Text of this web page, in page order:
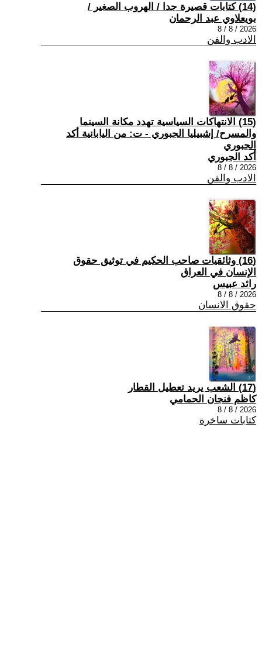
(14) كتابات قصيرة جدا / الهروب الصغير /
بويعلاوي عبد الرحمان
2026 / 8 / 8
الادب والفن
(15) الانتهاكات السياسية تهدد مكانة السينما
والمسرح/ إشبيليا الجبوري - ت: من اليابانية أكد
الجبوري
أكد الجبوري
2026 / 8 / 8
الادب والفن
(16) وثائقيات صاحب الحكيم في توثيق حقوق
الإنسان في العراق
رائد عبيس
2026 / 8 / 8
حقوق الانسان
(17) الشعب يريد تعطيل القطار
كاظم فنجان الحمامي
2026 / 8 / 8
كتابات ساخرة